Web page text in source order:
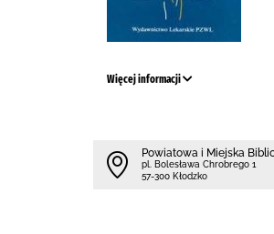
Więcej informacji
Powiatowa i Miejska
pl. Bolesława Chrobrego 1
57-300 Kłodzko